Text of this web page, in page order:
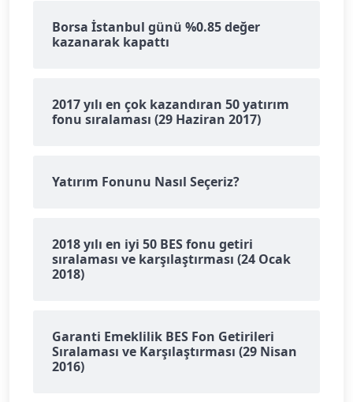
Borsa İstanbul günü %0.85 değer
kazanarak kapattı
2017 yılı en çok kazandıran 50 yatırım
fonu sıralaması (29 Haziran 2017)
Yatırım Fonunu Nasıl Seçeriz?
2018 yılı en iyi 50 BES fonu getiri
sıralaması ve karşılaştırması (24 Ocak
2018)
Garanti Emeklilik BES Fon Getirileri
Sıralaması ve Karşılaştırması (29 Nisan
2016)